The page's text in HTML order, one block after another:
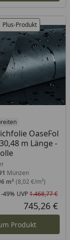
Preis
Plus-Produkt
OaseFol
m Länge -
Lager
Münzen
m² (8,02 €/m²)
-49% UVP1.468,77 €
745,26 €
Produkt